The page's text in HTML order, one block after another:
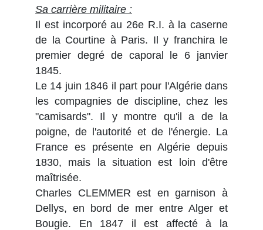
Sa carrière militaire :
Il est incorporé au 26e R.I. à la caserne
de la Courtine à Paris. Il y franchira le
premier degré de caporal le 6 janvier
1845.
Le 14 juin 1846 il part pour l'Algérie dans
les compagnies de discipline, chez les
"camisards". Il y montre qu'il a de la
poigne, de l'autorité et de l'énergie. La
France es présente en Algérie depuis
1830, mais la situation est loin d'être
maîtrisée.
Charles CLEMMER est en garnison à
Dellys, en bord de mer entre Alger et
Bougie. En 1847 il est affecté à la